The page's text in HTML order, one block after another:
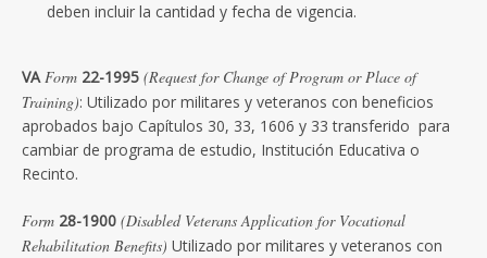
deben incluir la cantidad y fecha de vigencia.
VAForm 22-1995 (Request for Change of Program or Place of
Training): Utilizado por militares y veteranos con beneficios
aprobados bajo Capítulos 30, 33, 1606 y 33 transferido para
cambiar de programa de estudio, Institución Educativa o
Recinto.
Form 28-1900 (Disabled Veterans Application for Vocational
Rehabilitation Benefits) Utilizado por militares y veteranos con